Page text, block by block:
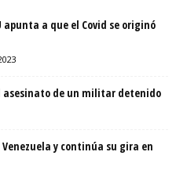
a que el Covid se originó
asesinato de un militar detenido
y continúa su gira en